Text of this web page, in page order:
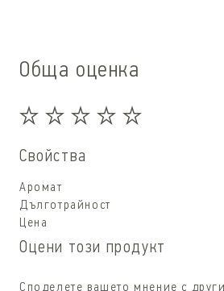
Обща оценка
Свойства
Аромат
Дълготрайност
Цена
Оцени този продукт
Споделете вашето мнение с